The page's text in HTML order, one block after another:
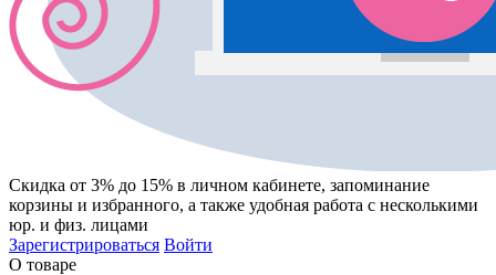
Скидка от 3% до 15% в личном кабинете, запоминание
корзины и избранного, а также удобная работа с несколькими
юр. и физ. лицами
Зарегистрироваться Войти
О товаре